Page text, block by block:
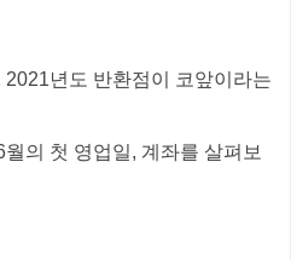
년도 반환점이 코앞이라는
의 첫 영업일, 계좌를 살펴보